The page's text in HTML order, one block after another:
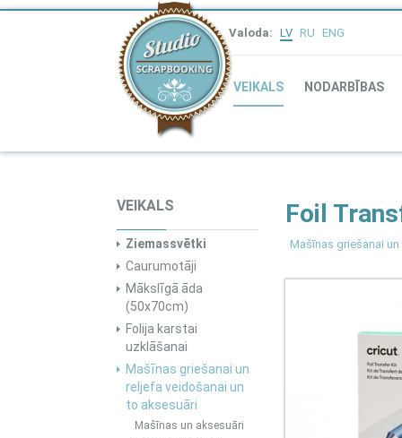
Valoda: LV RU ENG
VEIKALS NODARBĪBAS
VEIKALS
Ziemassvētki
Caurumotāji
Mākslīgā āda
(50x70cm)
Folija karstai
uzklāšanai
Mašīnas griešanai un
reljefa veidošanai un
to aksesuāri
Mašīnas un aksesuāri
Foil
Mašīnas griešanai